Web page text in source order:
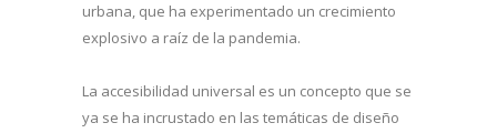
urbana, que ha experimentado un crecimiento
explosivo a raíz de la pandemia.
La accesibilidad universal es un concepto que se
ya se ha incrustado en las temáticas de diseño